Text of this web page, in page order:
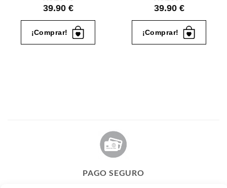
39.90 €
¡Comprar!
39.90 €
¡Comprar!
PAGO SEGURO